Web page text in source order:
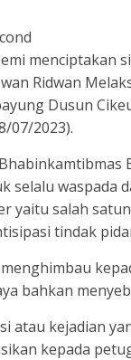
menciptakan
Ridwan
Dusun
07/2023).
selalu waspada
yaitu salah
tindak
bahkan
atau kejadian
kepada